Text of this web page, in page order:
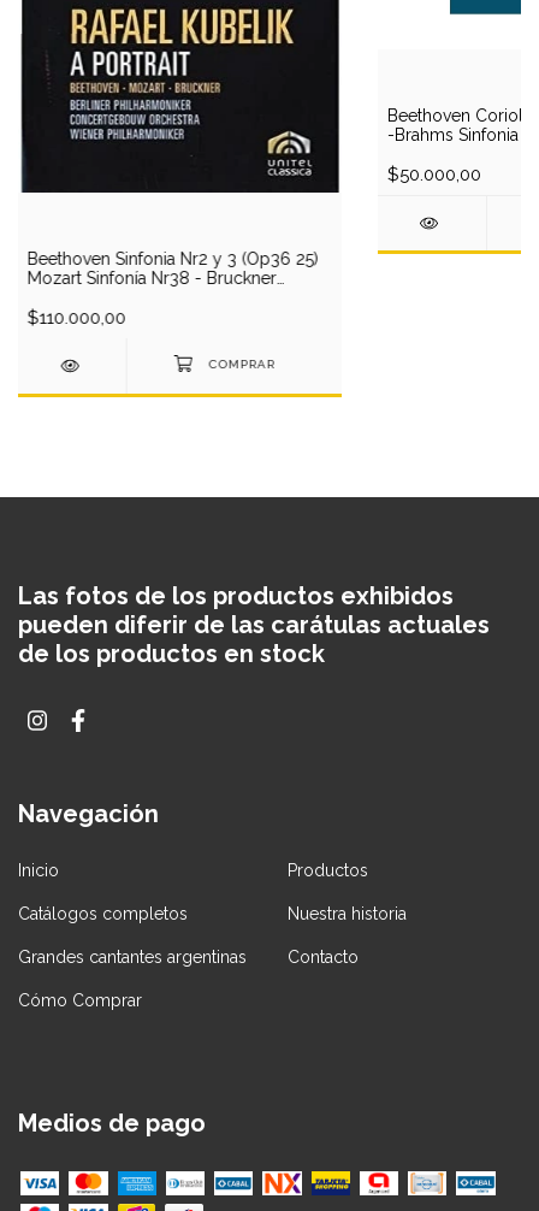
Beethoven Sinfonia Nr2 y 3 (Op36 25)
Mozart Sinfonía Nr38 - Bruckner
O/Kubelik (2 DVD)
$110.000,00
Beethoven
-Brahms Sinfonia
$50.000,00
Las fotos de los productos exhibidos
pueden diferir de las carátulas actuales
de los productos en stock
Navegación
Inicio Productos
Catálogos completos Nuestra historia
Grandes cantantes argentinas Contacto
Cómo Comprar
Medios de pago